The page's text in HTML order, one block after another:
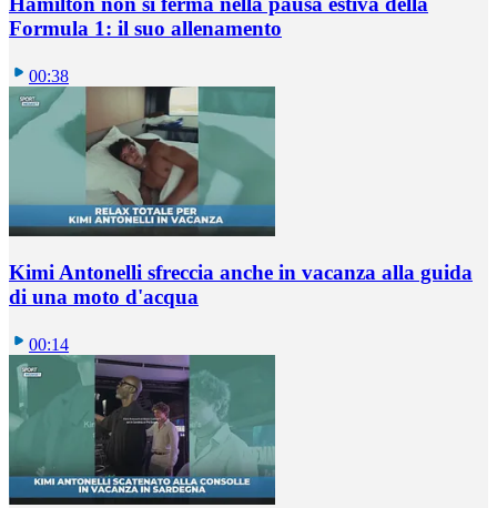
Formula 1: il suo allenamento
00:38
Kimi Antonelli sfreccia anche in vacanza alla guida
di una moto d'acqua
00:14